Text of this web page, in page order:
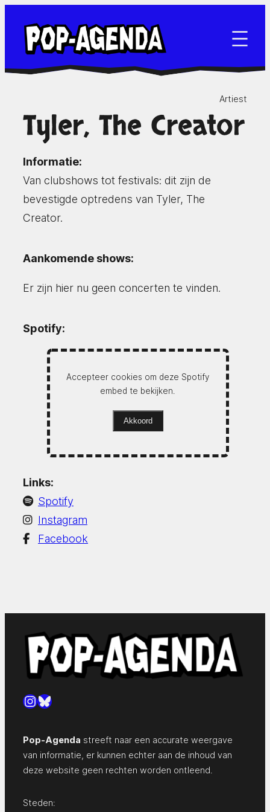
naar
inhoud
Artiest
Tyler, The Creator
Informatie:
Van clubshows tot festivals: dit zijn de
bevestigde optredens van Tyler, The
Creator.
Aankomende shows:
Er zijn hier nu geen concerten te vinden.
Spotify:
Accepteer cookies om deze Spotify
embed te bekijken.
Akkoord
Links:
Spotify
Instagram
Facebook
Instagram
Bluesky
Pop-Agenda streeft naar een accurate weergave
van informatie, er kunnen echter aan de inhoud van
deze website geen rechten worden ontleend.
Steden: